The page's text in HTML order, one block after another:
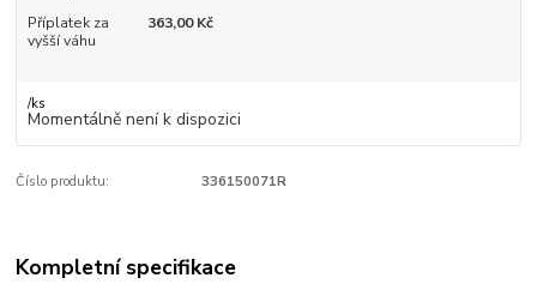
Příplatek za
vyšší váhu
363,00 Kč
/ks
Momentálně není k dispozici
Číslo produktu: 336150071R
Kompletní specifikace